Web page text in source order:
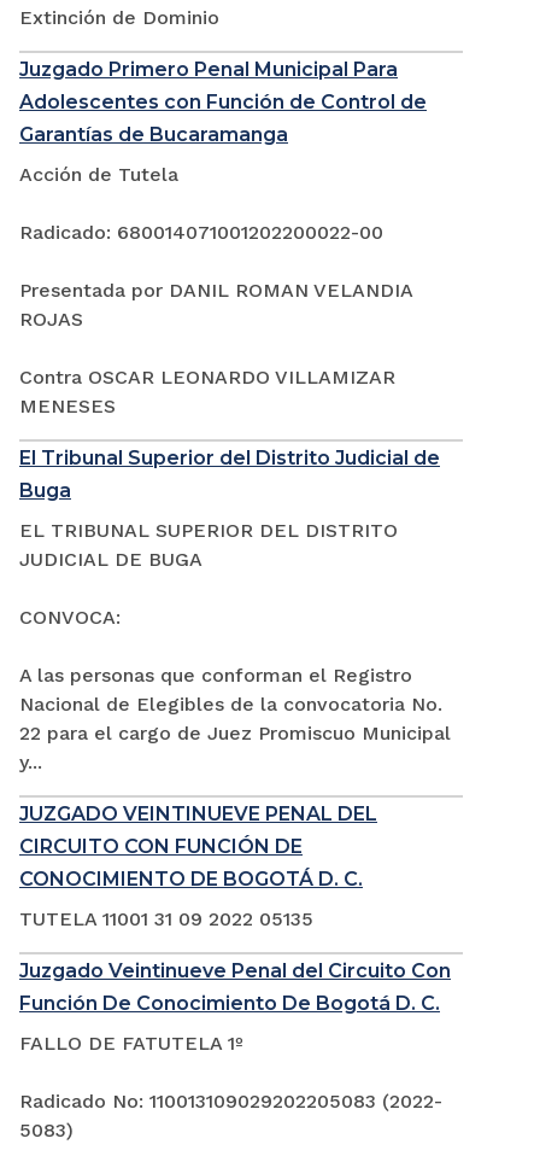
Extinción de Dominio
Juzgado Primero Penal Municipal Para
Adolescentes con Función de Control de
Garantías de Bucaramanga
Acción de Tutela
Radicado: 680014071001202200022-00
Presentada por DANIL ROMAN VELANDIA
ROJAS
Contra OSCAR LEONARDO VILLAMIZAR
MENESES
El Tribunal Superior del Distrito Judicial de
Buga
EL TRIBUNAL SUPERIOR DEL DISTRITO
JUDICIAL DE BUGA
CONVOCA:
A las personas que conforman el Registro
Nacional de Elegibles de la convocatoria No.
22 para el cargo de Juez Promiscuo Municipal
y...
JUZGADO VEINTINUEVE PENAL DEL
CIRCUITO CON FUNCIÓN DE
CONOCIMIENTO DE BOGOTÁ D. C.
TUTELA 11001 31 09 2022 05135
Juzgado Veintinueve Penal del Circuito Con
Función De Conocimiento De Bogotá D. C.
FALLO DE FATUTELA 1º
Radicado No: 110013109029202205083 (2022-
5083)